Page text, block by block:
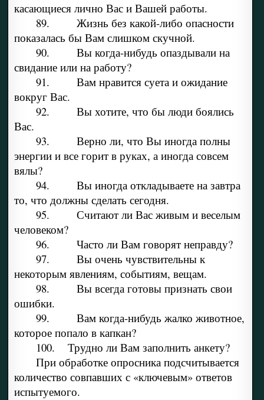
касающиеся лично Вас и Вашей работы.
89. Жизнь без какой-либо опасности
показалась бы Вам слишком скучной.
90. Вы когда-нибудь опаздывали на
свидание или на работу?
91. Вам нравится суета и ожидание
вокруг Вас.
92. Вы хотите, что бы люди боялись
Вас.
93. Верно ли, что Вы иногда полны
энергии и все горит в руках, а иногда совсем
вялы?
94. Вы иногда откладываете на завтра
то, что должны сделать сегодня.
95. Считают ли Вас живым и веселым
человеком?
96. Часто ли Вам говорят неправду?
97. Вы очень чувствительны к
некоторым явлениям, событиям, вещам.
98. Вы всегда готовы признать свои
ошибки.
99. Вам когда-нибудь жалко животное,
которое попало в капкан?
100. Трудно ли Вам заполнить анкету?
При обработке опросника подсчитывается
количество совпавших с «ключевым» ответов
испытуемого.